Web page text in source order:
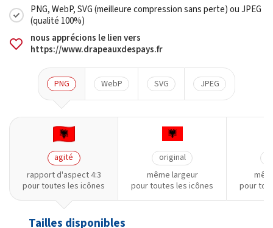
PNG, WebP, SVG (meilleure compression sans perte) ou JPEG
(qualité 100%)
nous apprécions le lien vers
https://www.drapeauxdespays.fr
PNG WebP SVG JPEG
agité
rapport d'aspect 4:3
pour toutes les icônes
original
même largeur
pour toutes les icônes
pour
Tailles disponibles